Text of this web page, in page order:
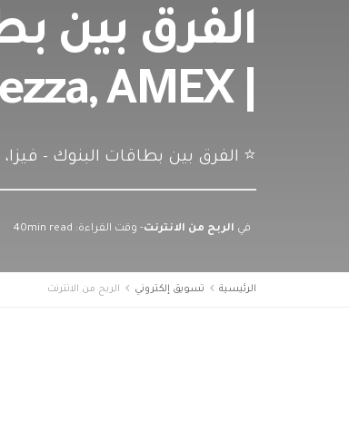
الفرق بين
| Visa, MasterCard, Mezza, AMEX
⭐️ الفرق بين بطاقات البنوك - فيزا،
في الربح من الانترنت- وقت القراءة: 40min read
الرئيسية تسويق إلكتروني الربح من الانترنت